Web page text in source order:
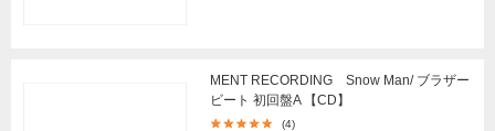
MENT RECORDING Snow Man/ ブラザー
ビート 初回盤A 【CD】
(4)